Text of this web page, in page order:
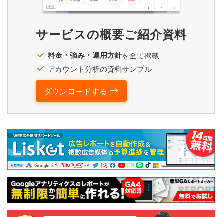
サービスの概要ご紹介資料
料金・強み・運用方針を全て掲載
アカウント分析の資料サンプル
ダウンロードする